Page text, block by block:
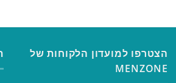
הצטרפו למועדון הלקוחות של
MENZONE